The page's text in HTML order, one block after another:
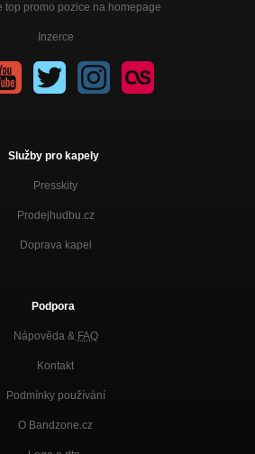
top promo pozice na homepage
Inzerce
Služby pro kapely
Presskity
Prodejhudbu.cz
Doprava kapel
Podpora
Nápověda & FAQ
Kontakt
Podmínky používání
O Bandzone.cz